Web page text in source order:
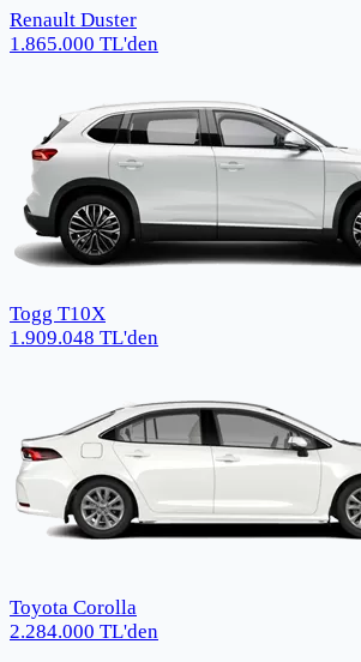
Renault Duster
1.865.000 TL'den
Togg T10X
1.909.048 TL'den
Toyota Corolla
2.284.000 TL'den